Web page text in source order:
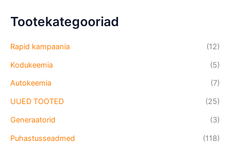
Tootekategooriad
Rapid kampaania
(12)
Kodukeemia
(5)
Autokeemia
(7)
UUED TOOTED
(25)
Generaatorid
(3)
Puhastusseadmed
(118)